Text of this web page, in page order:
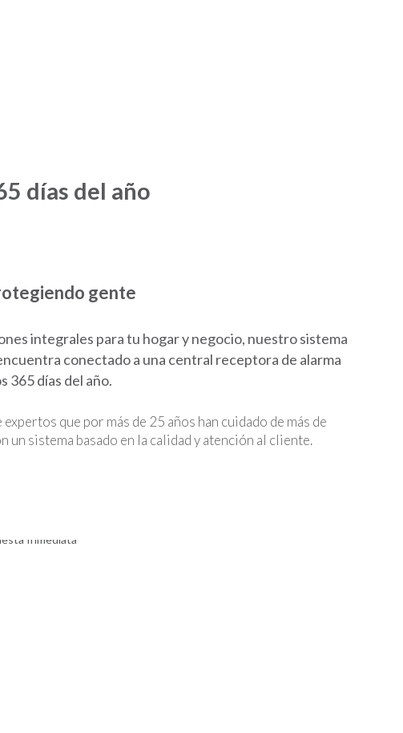
días del año
gente
integrales para tu hogar y negocio, nuestro sistema
conectado a una central receptora de alarma
365 días del año.
expertos que por más de 25 años han cuidado de más de
un sistema basado en la calidad y atención al cliente.